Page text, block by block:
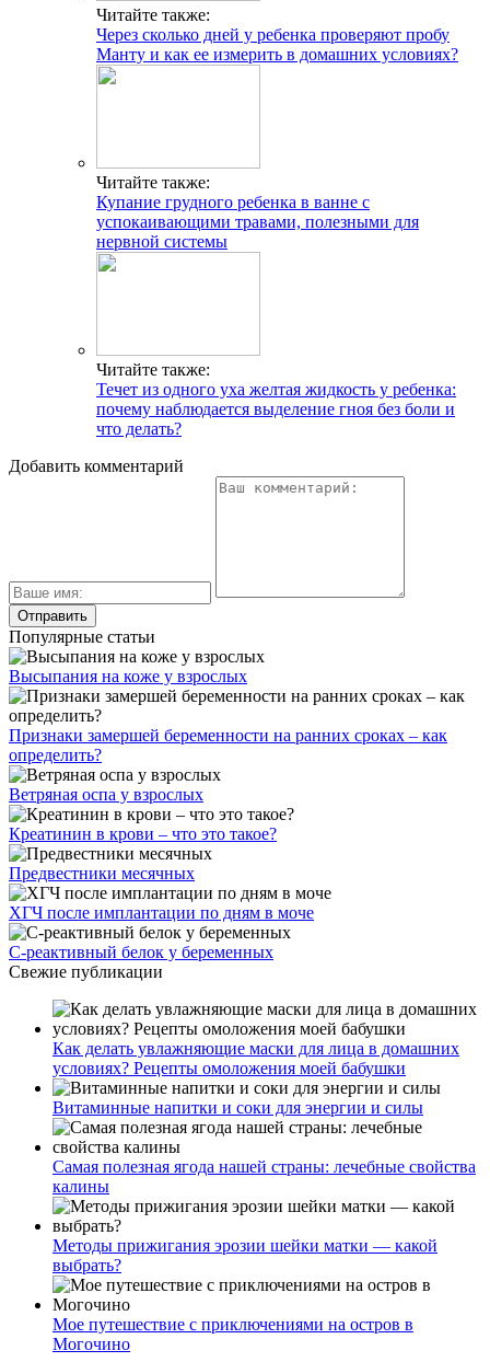
Читайте также:
Через сколько дней у ребенка проверяют пробу
Манту и как ее измерить в домашних условиях?
Читайте также:
Купание грудного ребенка в ванне с
успокаивающими травами, полезными для
нервной системы
Читайте также:
Течет из одного уха желтая жидкость у ребенка:
почему наблюдается выделение гноя без боли и
что делать?
Добавить комментарий
Популярные статьи
Высыпания на коже у взрослых
Признаки замершей беременности на ранних сроках – как
определить?
Ветряная оспа у взрослых
Креатинин в крови – что это такое?
Предвестники месячных
ХГЧ после имплантации по дням в моче
С-реактивный белок у беременных
Свежие публикации
Как делать увлажняющие маски для лица в домашних
условиях? Рецепты омоложения моей бабушки
Витаминные напитки и соки для энергии и силы
Самая полезная ягода нашей страны: лечебные свойства
калины
Методы прижигания эрозии шейки матки — какой
выбрать?
Мое путешествие с приключениями на остров в
Могочино